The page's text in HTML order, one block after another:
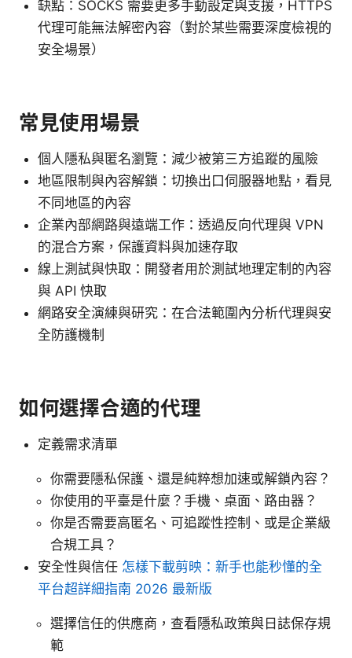
缺點：SOCKS 需要更多手動設定與支援，HTTPS
代理可能無法解密內容（對於某些需要深度檢視的
安全場景）
常見使用場景
個人隱私與匿名瀏覽：減少被第三方追蹤的風險
地區限制與內容解鎖：切換出口伺服器地點，看見
不同地區的內容
企業內部網路與遠端工作：透過反向代理與 VPN
的混合方案，保護資料與加速存取
線上測試與快取：開發者用於測試地理定制的內容
與 API 快取
網路安全演練與研究：在合法範圍內分析代理與安
全防護機制
如何選擇合適的代理
定義需求清單
你需要隱私保護、還是純粹想加速或解鎖內容？
你使用的平臺是什麼？手機、桌面、路由器？
你是否需要高匿名、可追蹤性控制、或是企業級
合規工具？
安全性與信任 怎樣下載剪映：新手也能秒懂的全
平台超詳細指南 2026 最新版
選擇信任的供應商，查看隱私政策與日誌保存規
範